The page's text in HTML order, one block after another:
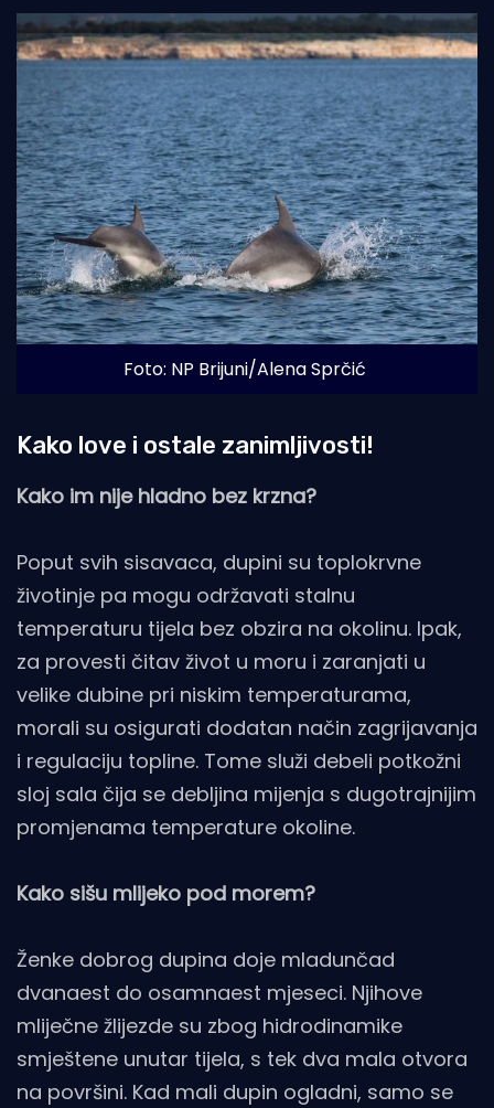
Foto: NP Brijuni/Alena Sprčić
Kako love i ostale zanimljivosti!
Kako im nije hladno bez krzna?
Poput svih sisavaca, dupini su toplokrvne
životinje pa mogu održavati stalnu
temperaturu tijela bez obzira na okolinu. Ipak,
za provesti čitav život u moru i zaranjati u
velike dubine pri niskim temperaturama,
morali su osigurati dodatan način zagrijavanja
i regulaciju topline. Tome služi debeli potkožni
sloj sala čija se debljina mijenja s dugotrajnijim
promjenama temperature okoline.
Kako sišu mlijeko pod morem?
Ženke dobrog dupina doje mladunčad
dvanaest do osamnaest mjeseci. Njihove
mliječne žlijezde su zbog hidrodinamike
smještene unutar tijela, s tek dva mala otvora
na površini. Kad mali dupin ogladni, samo se